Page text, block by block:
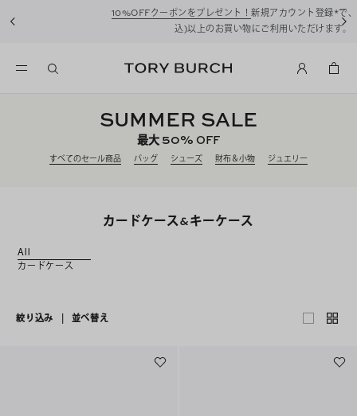
10%OFFクーポンをプレゼント！新規アカウント登録*で、20,000円(税
込)以上のお買い物にご利用いただけます。
SUMMER SALE
最大50% OFF
すべてのセール商品 バッグ シューズ 財布＆小物 ジュエリー
カードケース&キーケース
All
カードケース
絞り込み 並べ替え